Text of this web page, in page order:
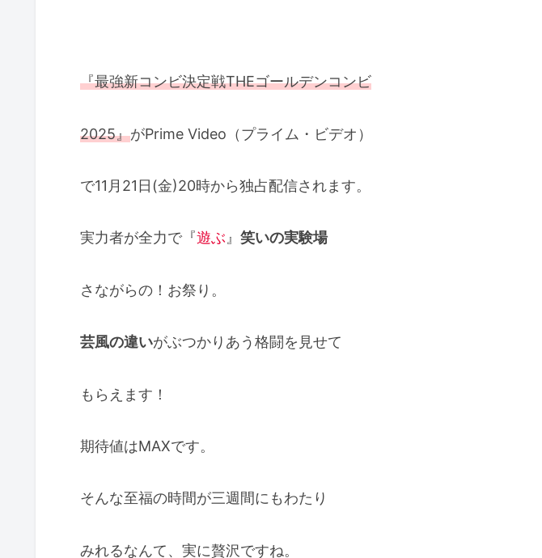
『最強新コンビ決定戦THEゴールデンコンビ
2025』がPrime Video（プライム・ビデオ）
で11月21日(金)20時から独占配信されます。
実力者が全力で『遊ぶ』 笑いの実験場
さながらの！お祭り。
芸風の違いがぶつかりあう格闘を見せて
もらえます！
期待値はMAXです。
そんな至福の時間が三週間にもわたり
みれるなんて、実に贅沢ですね。